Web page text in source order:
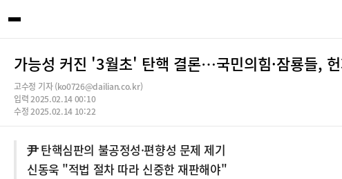
가능성 커진 '3월초' 탄핵 결론…국민의힘·잠룡들,
고수정 기자 (ko0726@dailian.co.kr)
입력 2025.02.14 00:10
수정 2025.02.14 10:22
尹 탄핵심판의 불공정성·편향성 문제 제기
신동욱 "적법 절차 따라 신중한 재판해야"